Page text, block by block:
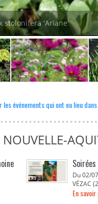
stolonifera 'Ariane'
les événements qui ont eu lieu
Du 02/
VÉZAC
En